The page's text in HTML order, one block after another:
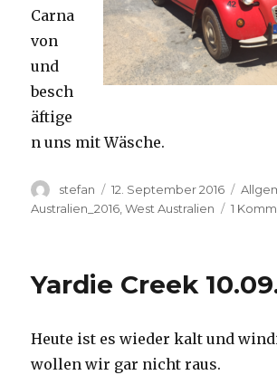
Carna
von
und
besch
äftige
n uns mit Wäsche.
Autor
stefan
Veröffentlicht
am
12. September 2016
Australien_2016 ,West Australien 1
Yardie Creek
Heute ist es wieder kalt und
wollen wir gar nicht raus.